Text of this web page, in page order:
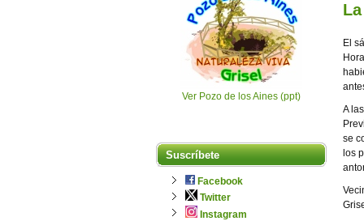
Ver Pozo de los Aines (ppt)
Suscríbete
Facebook
Twitter
Instagram
El
A
se
los